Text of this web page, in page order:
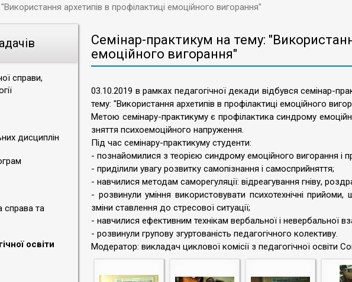
архетипів в профілактиці емоційного вигорання"
справи,
дисциплін
та
освіти
Семінар-практикум на тему:
емоційного вигорання"
03.10.2019 в рамках педагогічної декади відбувся семінар-
тему: "Використання архетипів в профілактиці емоційного
Метою семінару-практикуму є профілактика синдрому
зняття психоемоційного напруження.
Під час семінару-практикуму студенти:
- познайомилися з теорією синдрому емоційного вигорання і
- приділили увагу розвитку самопізнання і самосприйняття;
- навчилися методам саморегуляції: відреагування гніву,
- розвинули уміння використовувати психотехнічні прийоми,
зміни ставлення до стресової ситуації;
- навчилися ефективним технікам вербальної і невербальної
- розвинули групову згуртованість педагогічного колективу.
Модератор: викладач циклової комісії з педагогічної освіти